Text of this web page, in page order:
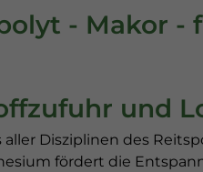
- Makor -
und
Disziplinen des
fördert die